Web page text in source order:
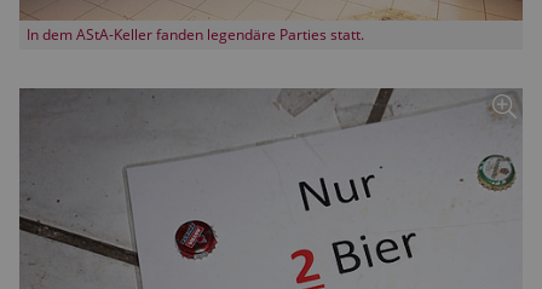
In dem AStA-Keller fanden legendäre Parties statt.